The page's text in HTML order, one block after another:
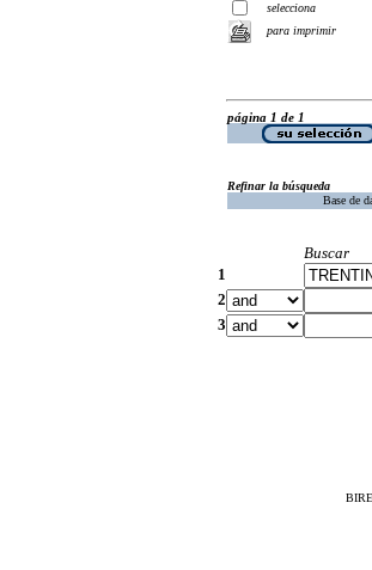
selecciona
para imprimir
página 1 de 1
Refinar la búsqueda
Base de
Buscar
1
2
3